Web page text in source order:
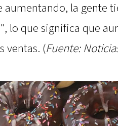
aumentando, la gente
lo que significa que
ventas. (Fuente: